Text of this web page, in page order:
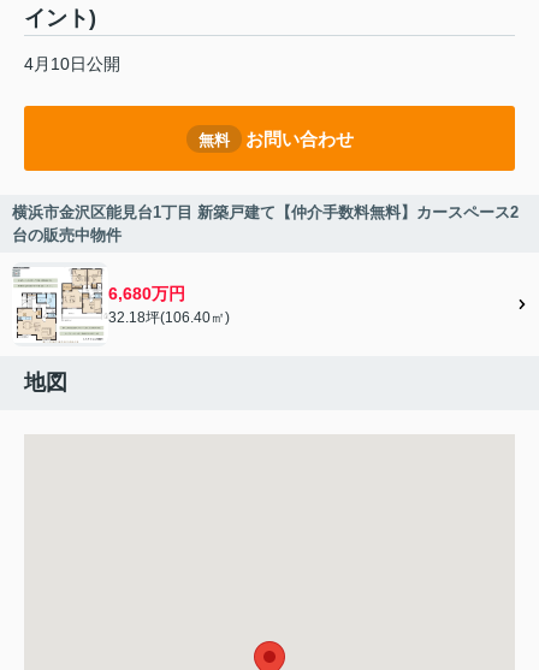
イント)
4月10日公開
無料 お問い合わせ
横浜市金沢区能見台1丁目 新築戸建て【仲介手数料無料】カースペース2
台の販売中物件
6,680万円
32.18坪(106.40㎡)
地図